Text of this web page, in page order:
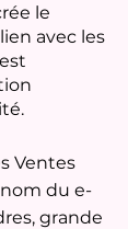
le
avec les
Ventes
du e-
grande